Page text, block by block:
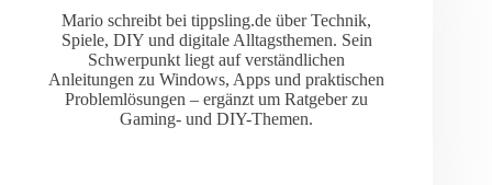
Mario schreibt bei tippsling.de über Technik,
Spiele, DIY und digitale Alltagsthemen. Sein
Schwerpunkt liegt auf verständlichen
Anleitungen zu Windows, Apps und praktischen
Problemlösungen – ergänzt um Ratgeber zu
Gaming- und DIY-Themen.